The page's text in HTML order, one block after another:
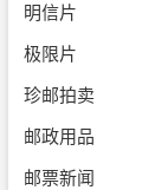
明信片
极限片
珍邮拍卖
邮政用品
邮票新闻